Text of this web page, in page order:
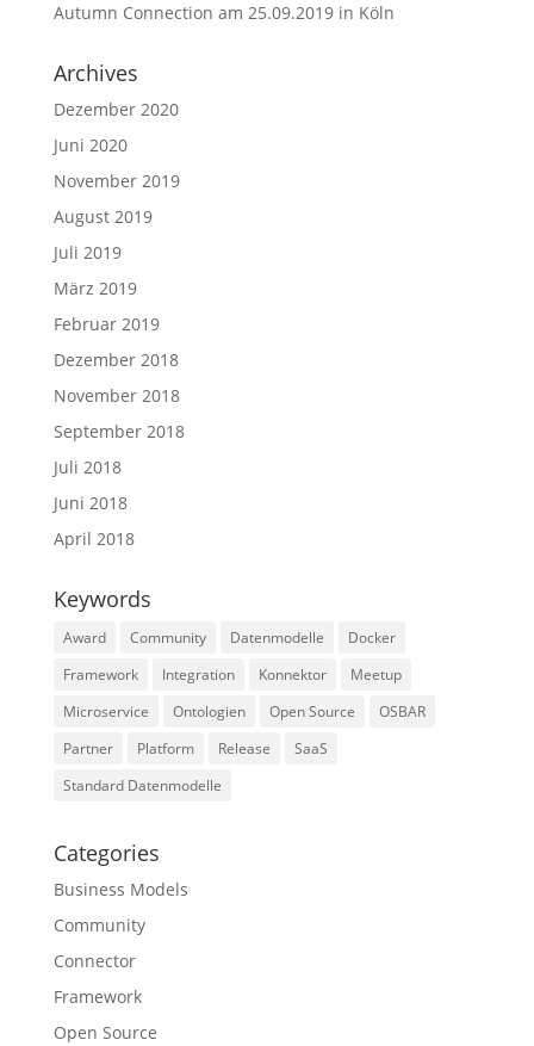
Autumn Connection am 25.09.2019 in Köln
Archives
Dezember 2020
Juni 2020
November 2019
August 2019
Juli 2019
März 2019
Februar 2019
Dezember 2018
November 2018
September 2018
Juli 2018
Juni 2018
April 2018
Keywords
Award Community Datenmodelle
Docker
Framework
Integration Konnektor
Meetup
Microservice
Ontologien Open Source
OSBAR
Partner
Platform Release
SaaS
Standard Datenmodelle
Categories
Business Models
Community
Connector
Framework
Open Source